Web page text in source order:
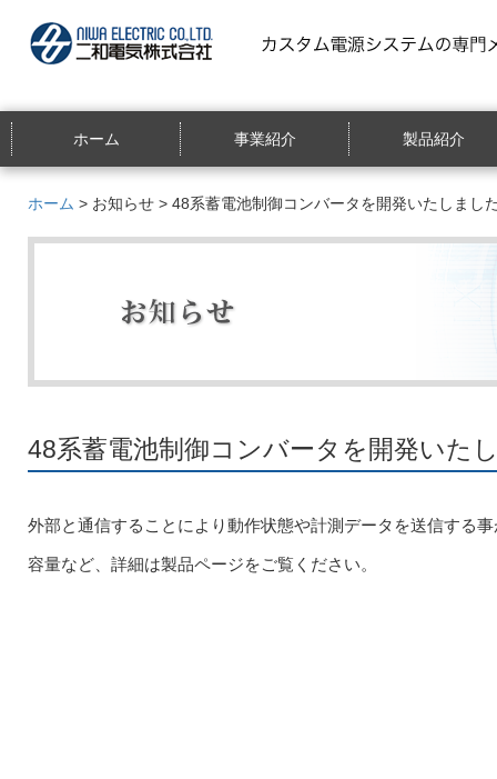
ホーム 事業紹介 製品紹介
ホーム > お知らせ > 48系蓄電池制御コンバータを開発いたしまし
48系蓄電池制御コンバータを開発いた
外部と通信することにより動作状態や計測データを送信する
容量など、詳細は製品ページをご覧ください。